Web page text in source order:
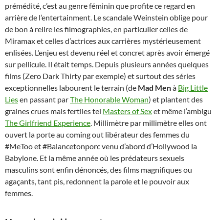
prémédité, c’est au genre féminin que profite ce regard en
arrière de l’entertainment. Le scandale Weinstein oblige pour
de bon à relire les filmographies, en particulier celles de
Miramax et celles d’actrices aux carrières mystérieusement
enlisées. L’enjeu est devenu réel et concret après avoir émergé
sur pellicule. Il était temps. Depuis plusieurs années quelques
films (Zero Dark Thirty par exemple) et surtout des séries
exceptionnelles labourent le terrain (de Mad Menà Big Little
Liesen passant parThe Honorable Woman) et plantent des
graines crues mais fertiles tel Masters of Sexet même l’ambigu
The Girlfriend Experience. Millimètre par millimètre elles ont
ouvert la porte au coming out libérateur des femmes du
#MeToo et #Balancetonporc venu d’abord d’Hollywood la
Babylone. Et la même année où les prédateurs sexuels
masculins sont enfin dénoncés, des films magnifiques ou
agaçants, tant pis, redonnent la parole et le pouvoir aux
femmes.